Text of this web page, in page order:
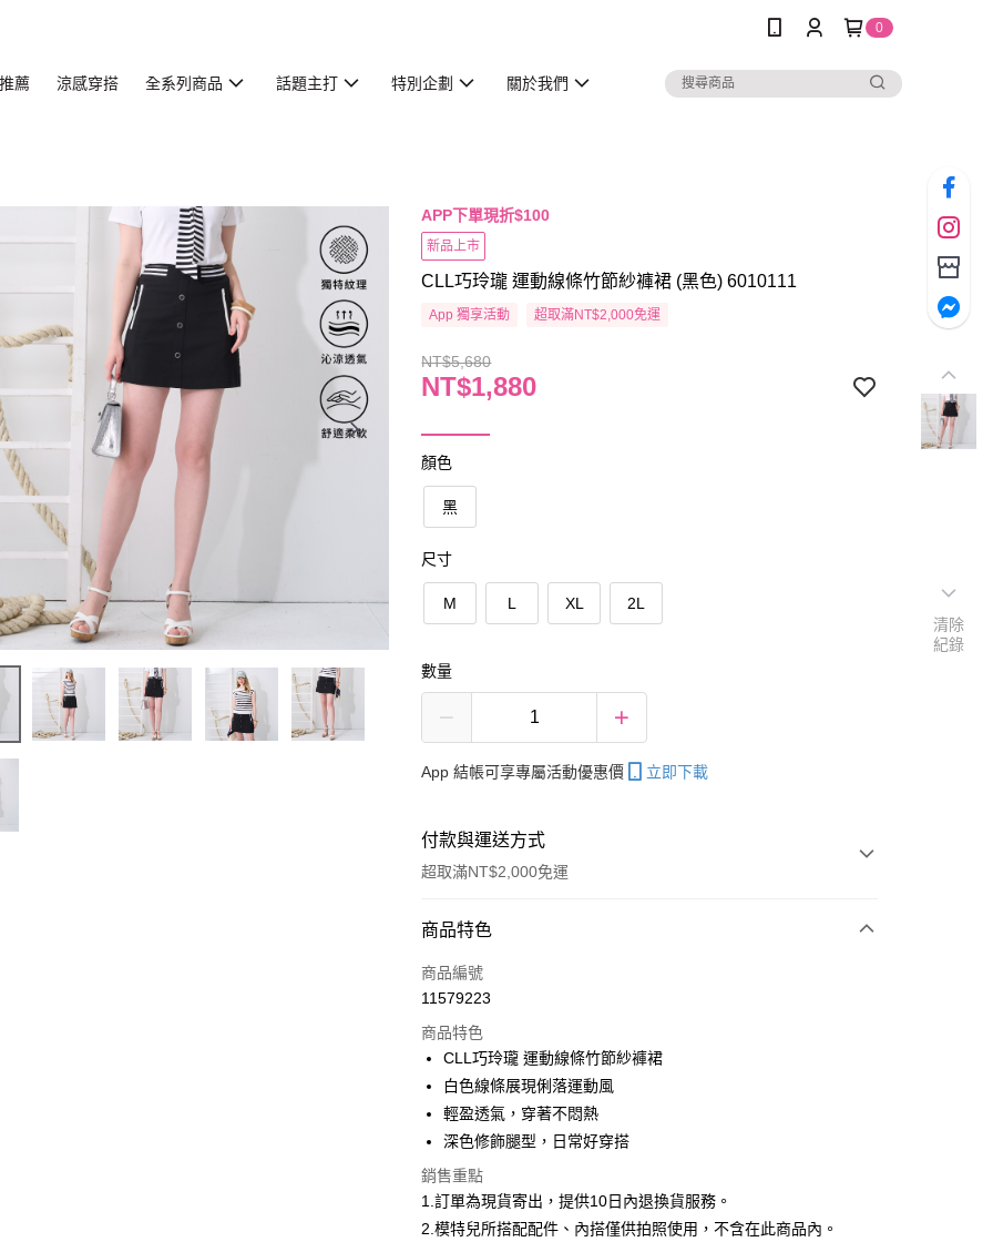
0
薦 涼感穿搭 全系列商品 話題主打 特別企劃 關於我們
APP下單現折$100
新品上市
CLL巧玲瓏 運動線條竹節紗褲裙 (黑色) 6010111
App 獨享活動 超取滿NT$2,000免運
NT$5,680
NT$1,880
顏色
黑
尺寸
M L XL 2L
數量
App 結帳可享專屬活動優惠價 立即下載
付款與運送方式
超取滿NT$2,000免運
付款方式
信用卡一次付款
3 期 0 利率 每期 NT$626
合作金庫商業銀行
華南商業銀行
國泰世華商業銀行
臺灣中小企業銀行
匯豐（台灣）商業銀行
華泰商業銀行
聯邦商業銀行
遠東國際商業銀行
超商取貨付款
Apple Pay
街口支付
商品特色
商品編號
11579223
商品特色
CLL巧玲瓏 運動線條竹節紗褲裙
白色線條展現俐落運動風
輕盈透氣，穿著不悶熱
深色修飾腿型，日常好穿搭
銷售重點
1.訂單為現貨寄出，提供10日內退換貨服務。
2.模特兒所搭配配件、內搭僅供拍照使用，不含在此商品內。
清除
紀錄